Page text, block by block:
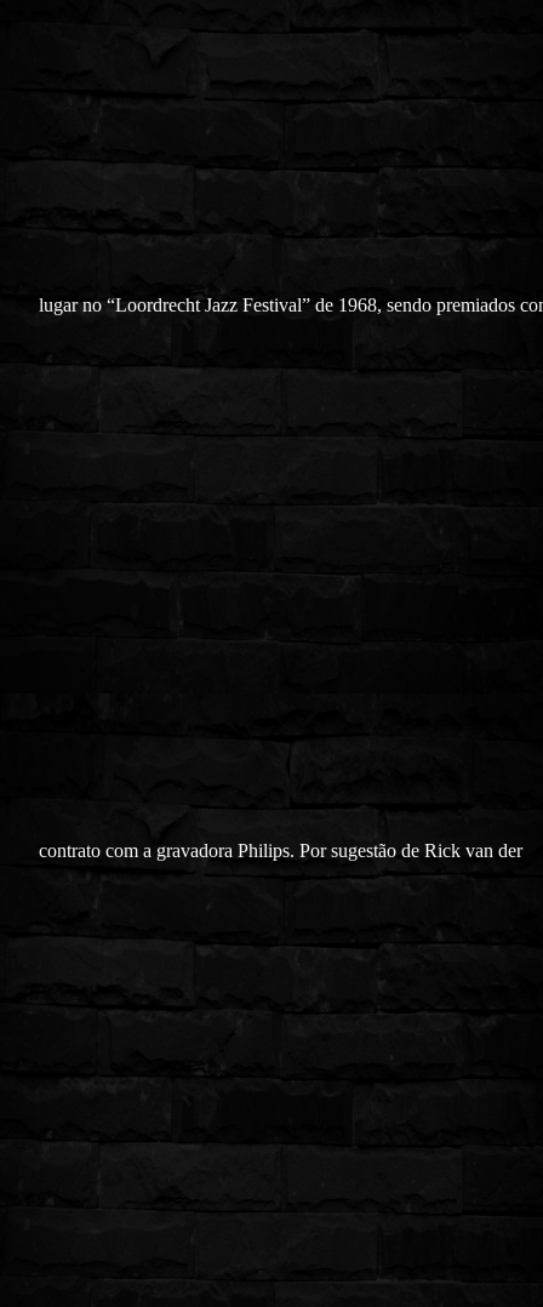
lugar no “Loordrecht Jazz Festival” de 1968, sendo premiados
contrato com a gravadora Philips. Por sugestão de Rick van der